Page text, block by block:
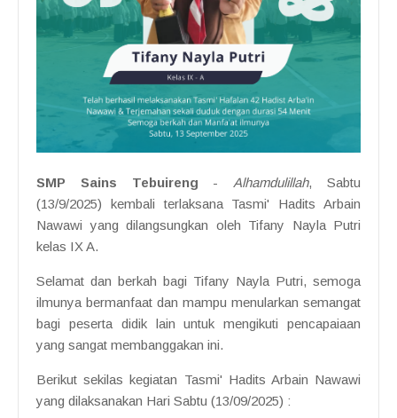
SMP Sains Tebuireng - Alhamdulillah, Sabtu
(13/9/2025) kembali terlaksana Tasmi' Hadits Arbain
Nawawi yang dilangsungkan oleh Tifany Nayla Putri
kelas IX A.
Selamat dan berkah bagi Tifany Nayla Putri, semoga
ilmunya bermanfaat dan mampu menularkan semangat
bagi peserta didik lain untuk mengikuti pencapaiaan
yang sangat membanggakan ini.
Berikut sekilas kegiatan Tasmi' Hadits Arbain Nawawi
yang dilaksanakan Hari Sabtu (13/09/2025) :